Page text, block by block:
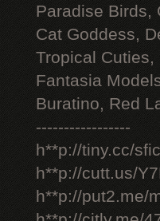
Paradise Birds,
Cat Goddess,
Tropical
Fantasia
Buratino, Red
-----------------
h**p://tiny.cc/
h**p://cutt.us/
h**p://put2.me/